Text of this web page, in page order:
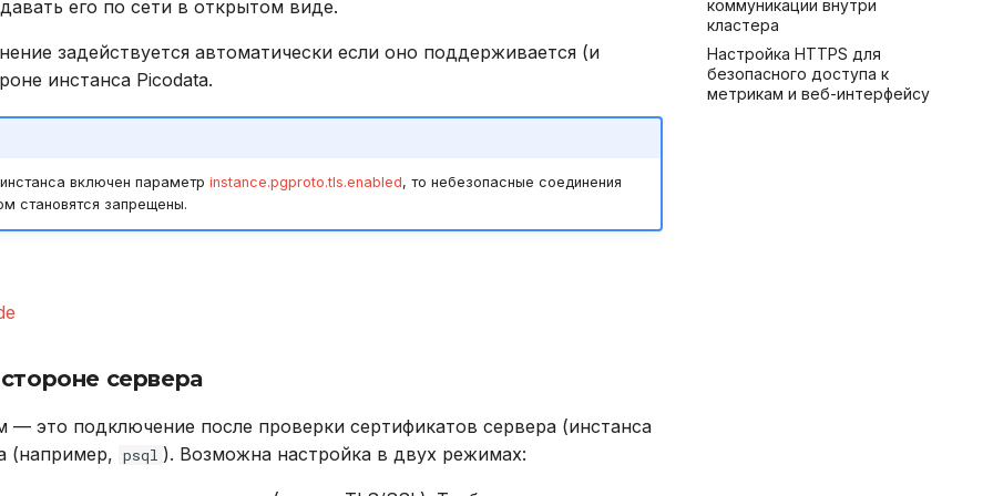
коммуникации внутри
кластера
Настройка HTTPS для
безопасного доступа к
метрикам и веб-интерфейсу
его по сети в открытом виде.
задействуется автоматически если оно поддерживается (и
инстанса Picodata.
включен параметр instance.pgproto.tls.enabled, то небезопасные соединения
становятся запрещены.
сервера
— это подключение после проверки сертификатов сервера (инстанса
(например, psql ). Возможна настройка в двух режимах: